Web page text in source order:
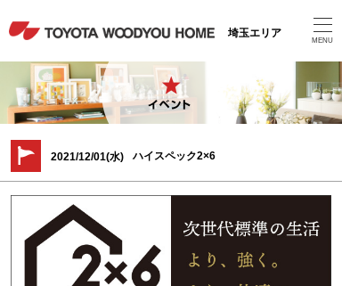
埼玉エリア
MENU
2021/12/01(水) ハイスペック2×6